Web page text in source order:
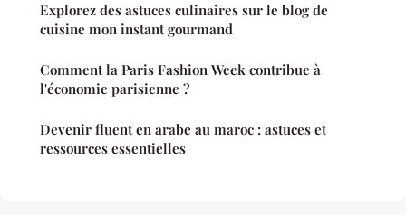
Explorez des astuces culinaires sur le blog de
cuisine mon instant gourmand
Comment la Paris Fashion Week contribue à
l'économie parisienne ?
Devenir fluent en arabe au maroc : astuces et
ressources essentielles